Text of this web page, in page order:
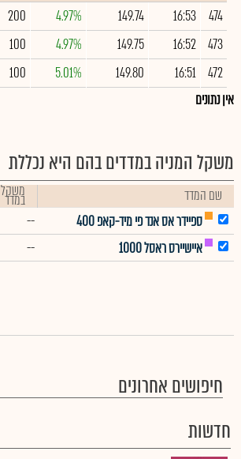
474
16:53
149.74
4.97%
200
473
16:52
149.75
4.97%
100
472
16:51
149.80
5.01%
100
אין נתונים
משקל המניה במדדים בהם היא נכללת
שם המדד משקל
במדד
ספיידר אס אנד פי מיד-קאפ 400
--
איישיירס ראסל 1000
--
חיפושים אחרונים
חדשות